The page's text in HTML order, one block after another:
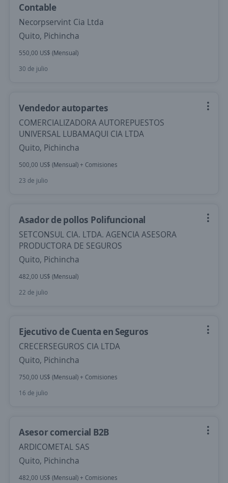
Contable
Necorpservint Cia Ltda
Quito, Pichincha
550,00 US$ (Mensual)
30 de julio
Vendedor autopartes
COMERCIALIZADORA AUTOREPUESTOS
UNIVERSAL LUBAMAQUI CIA LTDA
Quito, Pichincha
500,00 US$ (Mensual) + Comisiones
23 de julio
Asador de pollos Polifuncional
SETCONSUL CIA. LTDA. AGENCIA ASESORA
PRODUCTORA DE SEGUROS
Quito, Pichincha
482,00 US$ (Mensual)
22 de julio
Ejecutivo de Cuenta en Seguros
CRECERSEGUROS CIA LTDA
Quito, Pichincha
750,00 US$ (Mensual) + Comisiones
16 de julio
Asesor comercial B2B
ARDICOMETAL SAS
Quito, Pichincha
482,00 US$ (Mensual) + Comisiones